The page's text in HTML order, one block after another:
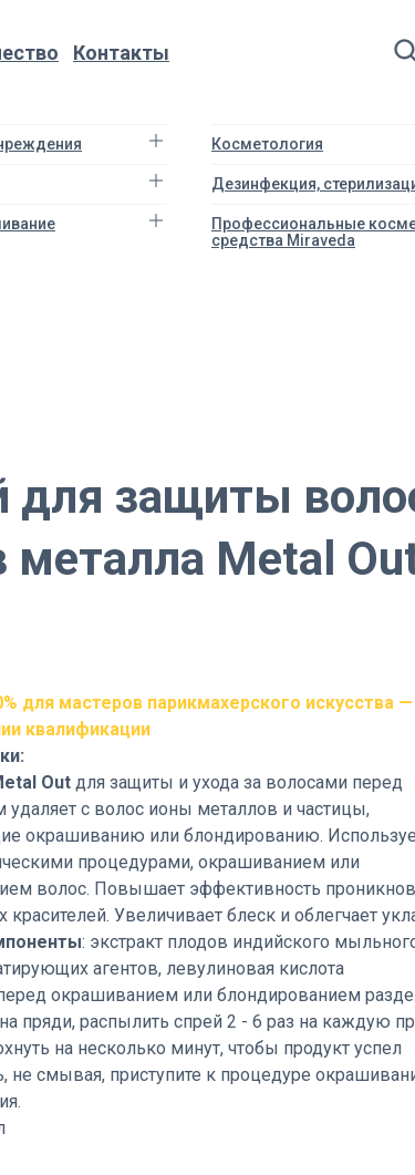
Контакты
Косметология
Дезинфекция,
Профессиональные
средства Miraveda
для защиты
металла Metal
для мастеров парикмахерского искусства
квалификации
Out для защиты и ухода за волосами перед
с волос ионы металлов и частицы,
окрашиванию или блондированию.
процедурами, окрашиванием или
волос. Повышает эффективность
красителей. Увеличивает блеск и облегчает
: экстракт плодов индийского
агентов, левулиновая кислота
окрашиванием или блондированием
пряди, распылить спрей 2 - 6 раз на каждую
на несколько минут, чтобы продукт успел
не смывая, приступите к процедуре